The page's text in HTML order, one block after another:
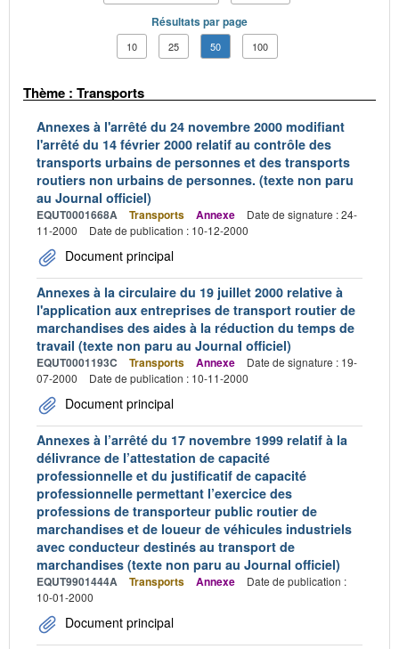
Résultats par page
10 25 50 100
Thème : Transports
Annexes à l'arrêté du 24 novembre 2000 modifiant
l'arrêté du 14 février 2000 relatif au contrôle des
transports urbains de personnes et des transports
routiers non urbains de personnes. (texte non paru
au Journal officiel)
EQUT0001668A Transports Annexe
Date de signature : 24-
11-2000
Date de publication : 10-12-2000
Document principal
Annexes à la circulaire du 19 juillet 2000 relative à
l'application aux entreprises de transport routier de
marchandises des aides à la réduction du temps de
travail (texte non paru au Journal officiel)
EQUT0001193C Transports Annexe
Date de signature : 19-
07-2000
Date de publication : 10-11-2000
Document principal
Annexes à l’arrêté du 17 novembre 1999 relatif à la
délivrance de l’attestation de capacité
professionnelle et du justificatif de capacité
professionnelle permettant l’exercice des
professions de transporteur public routier de
marchandises et de loueur de véhicules industriels
avec conducteur destinés au transport de
marchandises (texte non paru au Journal officiel)
EQUT9901444A Transports Annexe
Date de publication :
10-01-2000
Document principal